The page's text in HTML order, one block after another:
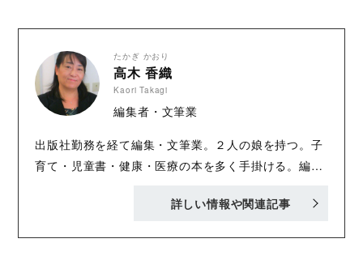
『福沢諭吉 自由を創る』（講談社火の鳥伝記文庫）な
どがある。
たかぎ かおり
高木 香織
Kaori Takagi
編集者・文筆業
出版社勤務を経て編集・文筆業。２人の娘を持つ。子
育て・児童書・健康・医療の本を多く手掛ける。編
儀』『子どもの「学習脳」を育てる法則』（ともにこ
詳しい情報や関連記事